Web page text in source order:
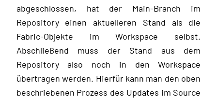
abgeschlossen, hat der Main-Branch im
Repository einen aktuelleren Stand als die
Fabric-Objekte im Workspace selbst.
Abschließend muss der Stand aus dem
Repository also noch in den Workspace
übertragen werden. Hierfür kann man den oben
beschriebenen Prozess des Updates im Source